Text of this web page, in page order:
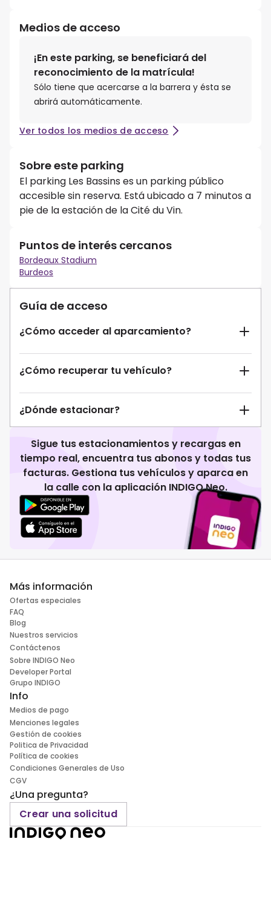
Medios de acceso
¡En este parking, se beneficiará del
reconocimiento de la matrícula!
Sólo tiene que acercarse a la barrera y ésta se
abrirá automáticamente.
Ver todos los medios de acceso
Sobre este parking
El parking Les Bassins es un parking público
accesible sin reserva. Está ubicado a 7 minutos a
pie de la estación de la Cité du Vin.
Puntos de interés cercanos
Bordeaux Stadium
Burdeos
Guía de acceso
¿Cómo acceder al aparcamiento?
¿Cómo recuperar tu vehículo?
¿Dónde estacionar?
Sigue tus estacionamientos y recargas en
tiempo real, encuentra tus abonos y todas tus
facturas. Gestiona tus vehículos y aparca en
la calle con la aplicación INDIGO Neo.
Más información
Ofertas especiales
FAQ
Blog
Nuestros servicios
Contáctenos
Sobre INDIGO Neo
Developer Portal
Grupo INDIGO
Info
Medios de pago
Menciones legales
Gestión de cookies
Politica de Privacidad
Política de cookies
Condiciones Generales de Uso
CGV
¿Una pregunta?
Crear una solicitud